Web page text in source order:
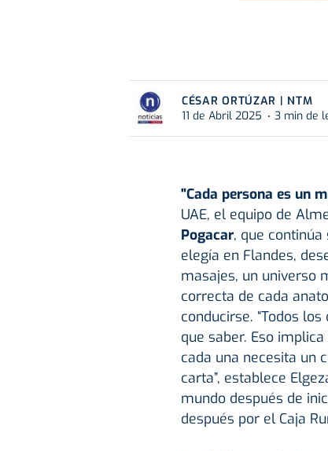
CÉSAR ORTÚZAR | NTM
11 de Abril 2025
3 min de
"Cada persona es un
UAE, el equipo de
Pogacar, que
elegía en Flandes,
masajes, un universo
correcta de cada
conducirse. “Todos
que saber. Eso
cada una necesita un
carta”, establece
mundo después de
después por el Caja